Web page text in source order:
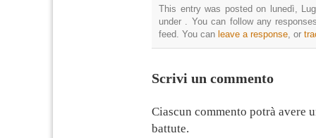
This entry was posted on lunedì,
under . You can follow any
feed. You can leave a response, or
Scrivi un commento
Ciascun commento potrà avere
battute.